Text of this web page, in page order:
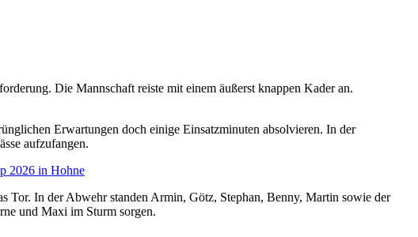
Die Mannschaft reiste mit einem äußerst knappen Kader an.
Erwartungen doch einige Einsatzminuten absolvieren. In der
aufzufangen.
Tor. In der Abwehr standen Armin, Götz, Stephan, Benny, Martin sowie der
und Maxi im Sturm sorgen.